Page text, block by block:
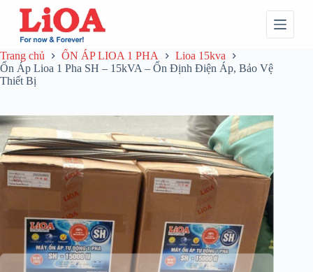
Trang chủ ỔN ÁP LIOA 1 PHA
Lioa 15kva
Ổn Áp Lioa 1 Pha SH – 15kVA – Ổn Định Điện Áp, Bảo Vệ
Thiết Bị